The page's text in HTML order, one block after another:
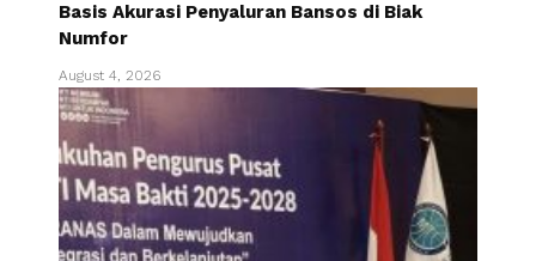
Basis Akurasi Penyaluran Bansos di Biak
Numfor
August 4, 2026